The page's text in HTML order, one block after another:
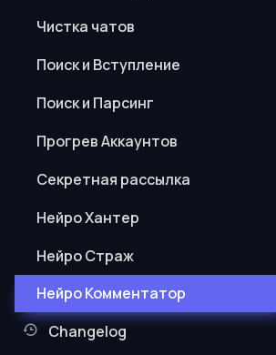
Чистка чатов
Поиск и Вступление
Поиск и Парсинг
Прогрев Аккаунтов
Секретная рассылка
Нейро Хантер
Нейро Страж
Нейро Комментатор
Changelog